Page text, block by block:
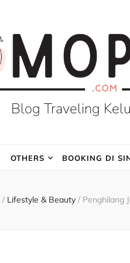
Blog Traveling
OTHERS BOOKING DI
/ Lifestyle & Beauty / Penghilang